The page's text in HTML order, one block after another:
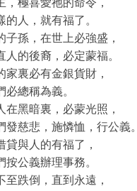
，極喜愛祂的命令，
的人，就有福了。
子孫，在世上必強盛，
人的後裔，必定蒙福。
家裏必有金銀貨財，
必總稱為義。
在黑暗裏，必蒙光照，
發慈悲，施憐恤，行公義。
貸與人的有福了，
按公義辦理事務。
至跌倒，直到永遠，